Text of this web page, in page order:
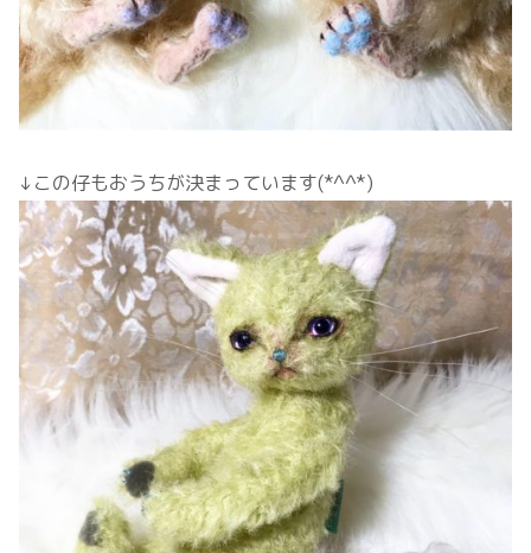
↓この仔もおうちが決まっています(*^^*)